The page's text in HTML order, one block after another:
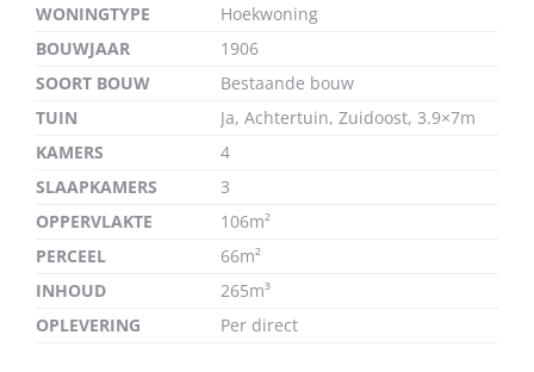
WONINGTYPE
Hoekwoning
BOUWJAAR
1906
SOORT BOUW
Bestaande bouw
TUIN
Ja, Achtertuin, Zuidoost, 3.9×7m
KAMERS
4
SLAAPKAMERS
3
OPPERVLAKTE
106m²
PERCEEL
66m²
INHOUD
265m³
OPLEVERING
Per direct